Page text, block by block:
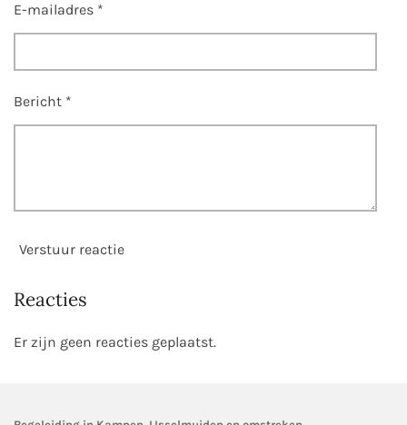
E-mailadres *
Bericht *
Verstuur reactie
Reacties
Er zijn geen reacties geplaatst.